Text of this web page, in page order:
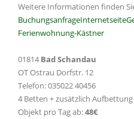
Weitere Informationen finden
BuchungsanfrageInternetseite
Ferienwohnung-Kästner
01814 Bad Schandau
OT Ostrau Dorfstr. 12
Telefon: 035022 40456
4 Betten + zusätzlich Aufbettung
Objekt pro Tag ab:48€